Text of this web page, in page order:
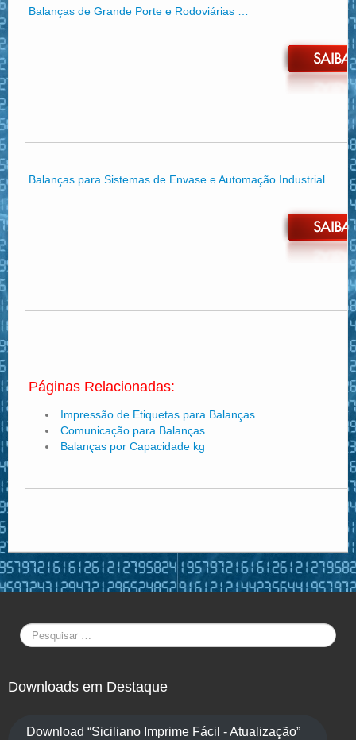
Balanças de Grande Porte e Rodoviárias …
Balanças para Sistemas de Envase e Automação Industrial …
Páginas Relacionadas:
Impressão de Etiquetas para Balanças
Comunicação para Balanças
Balanças por Capacidade kg
Downloads em Destaque
Download “Siciliano Imprime Fácil - Atualização”